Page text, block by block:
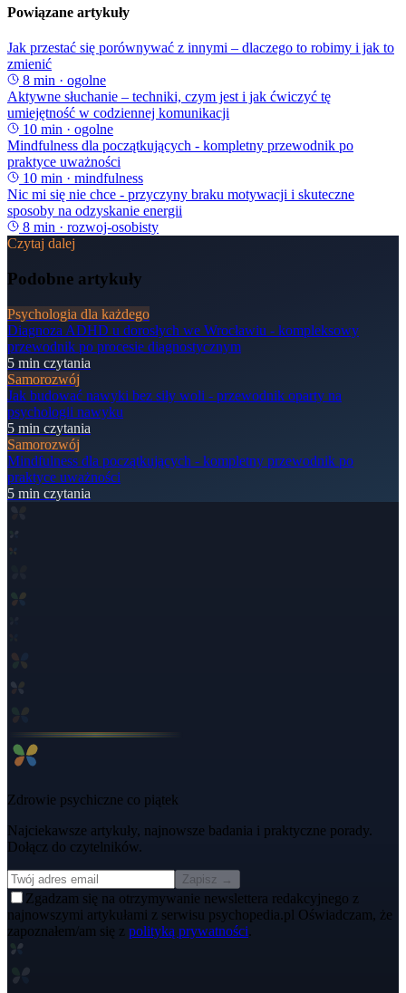
Powiązane artykuły
Jak przestać się porównywać z innymi – dlaczego to robimy i jak to
zmienić
8 min · ogolne
Aktywne słuchanie – techniki, czym jest i jak ćwiczyć tę
umiejętność w codziennej komunikacji
10 min · ogolne
Mindfulness dla początkujących - kompletny przewodnik po
praktyce uważności
10 min · mindfulness
Nic mi się nie chce - przyczyny braku motywacji i skuteczne
sposoby na odzyskanie energii
8 min · rozwoj-osobisty
Czytaj dalej
Podobne artykuły
Psychologia dla każdego
Diagnoza ADHD u dorosłych we Wrocławiu - kompleksowy
przewodnik po procesie diagnostycznym
5 min czytania
Samorozwój
Jak budować nawyki bez siły woli - przewodnik oparty na
psychologii nawyku
5 min czytania
Samorozwój
Mindfulness dla początkujących - kompletny przewodnik po
praktyce uważności
5 min czytania
Zdrowie psychiczne co piątek
Najciekawsze artykuły, najnowsze badania i praktyczne porady.
Dołącz do czytelników.
Zapisz →
Zgadzam się na otrzymywanie newslettera redakcyjnego z
najnowszymi artykułami z serwisu psychopedia.pl Oświadczam, że
zapoznałem/am się z polityką prywatności.